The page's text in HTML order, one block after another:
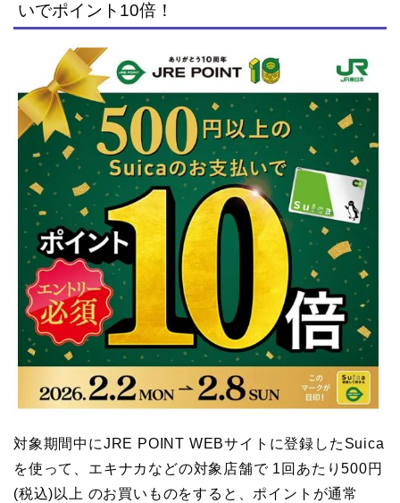
いでポイント10倍！
対象期間中にJRE POINT WEBサイトに登録したSuica
を使って、エキナカなどの対象店舗で 1回あたり500円
(税込)以上 のお買いものをすると、ポイントが通常